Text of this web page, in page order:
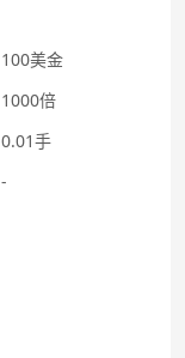
100美金
1000倍
0.01手
-